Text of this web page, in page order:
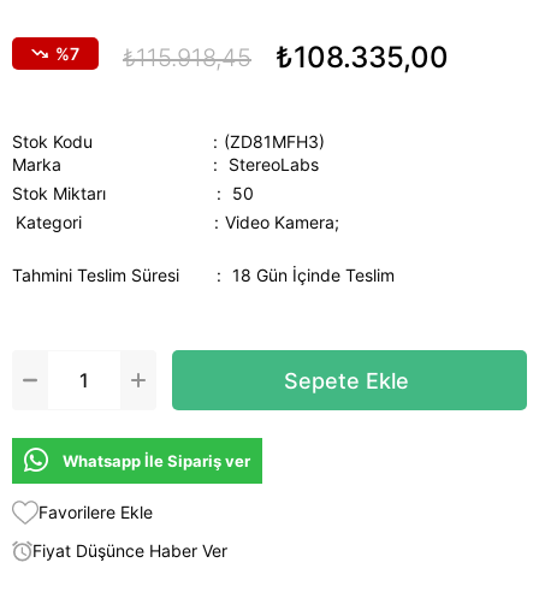
7 ₺115.918,45 ₺108.335,00
Stok Kodu
(ZD81MFH3)
Marka
:
StereoLabs
Stok Miktarı
:
50
Kategori
Video Kamera;
Tahmini Teslim Süresi : 18 Gün İçinde Teslim
Whatsapp İle Sipariş ver
Favorilere Ekle
Fiyat Düşünce Haber Ver